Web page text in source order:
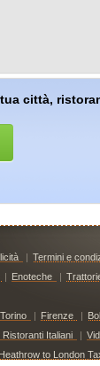
città,
| Termini e
| Enoteche |
Torino | Firenze |
Italiani |
Heathrow to London